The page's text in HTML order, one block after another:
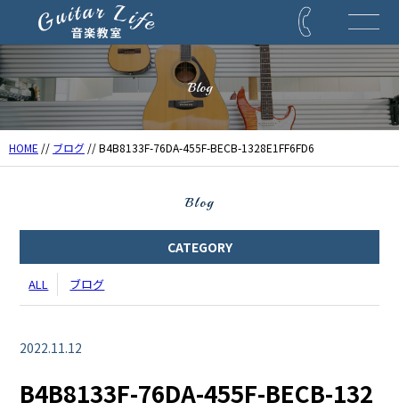
Blog
HOME // ブログ // B4B8133F-76DA-455F-BECB-1328E1FF6FD6
Blog
CATEGORY
ALL ブログ
2022.11.12
B4B8133F-76DA-455F-BECB-132